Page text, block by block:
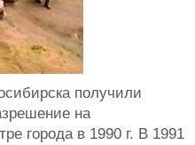
получили
на
города в 1990 г. В 1991